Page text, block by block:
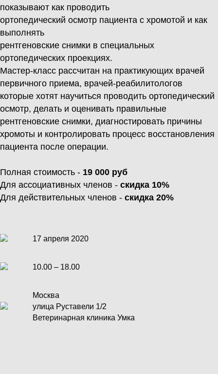
показывают как проводить
ортопедический осмотр пациента с хромотой и как
выполнять
рентгеновские снимки в специальных
ортопедических проекциях.
Мастер-класс рассчитан на практикующих врачей
первичного приема, врачей-реабилитологов
которые хотят научиться проводить ортопедический
осмотр, делать и оценивать правильные
рентгеновские снимки, диагностировать причины
хромоты и контролировать процесс восстановления
пациента после операции.
Полная стоимость - 19 000 руб
Для ассоциативных членов - скидка 10%
Для действительных членов - скидка 20%
17 апреля 2020
10.00 – 18.00
Москва
улица Руставели 1/2
Ветеринарная клиника Умка